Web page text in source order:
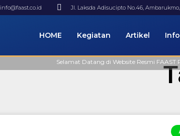
info@faast.co.id Jl. Laksda Adisucipto No.46,
HOME Kegiatan Artikel
Selamat Datang di Website Resmi FAAST